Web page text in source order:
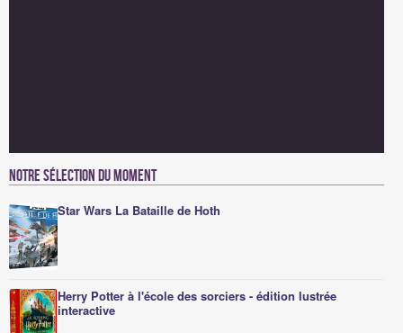
Notre sélection du moment
Star Wars La Bataille de Hoth
Herry Potter à l'école des sorciers - édition lustrée
interactive